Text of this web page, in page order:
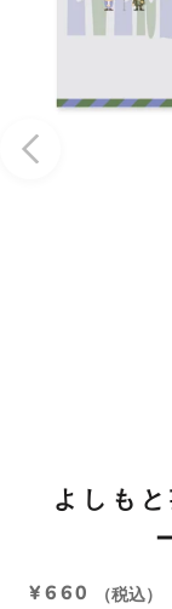
よしも
¥660
（税込）